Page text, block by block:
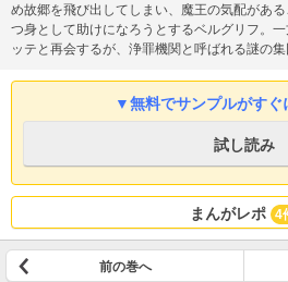
め故郷を飛び出してしまい、魔王の気配があ
つ身として助けになろうとするベルグリフ。
ッテと再会するが、浄罪機関と呼ばれる謎の
▼無料でサンプルがす
試し読み
まんがレポ 4
前の巻へ